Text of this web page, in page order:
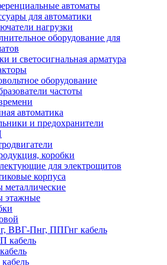
автоматы
для автоматики
нагрузки
оборудование для
и светосигнальная арматура
оборудование
частоты
автоматика
и предохранители
коробки
для электрощитов
корпуса
этажные
ВВГ-Пнг, ППГнг кабель
кабель